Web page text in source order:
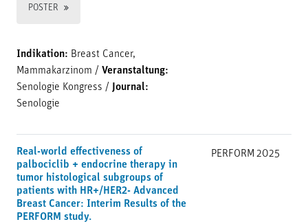
POSTER
Indikation: Breast Cancer,
Mammakarzinom / Veranstaltung:
Senologie Kongress /
Journal:
Senologie
Real-world effectiveness of
palbociclib + endocrine therapy in
tumor histological subgroups of
patients with HR+/HER2- Advanced
Breast Cancer: Interim Results of the
PERFORM study.
PERFORM 2025